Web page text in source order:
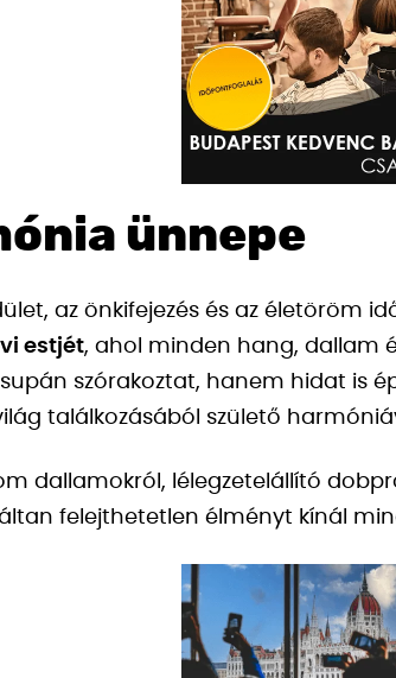
ünnepe
az önkifejezés és az életöröm
estjét, ahol minden hang, dallam
szórakoztat, hanem hidat is
találkozásából születő
dallamokról, lélegzetelállító
felejthetetlen élményt kínál